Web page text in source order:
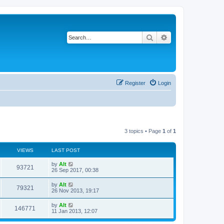
Search
Login
Register
3 topics • Page 1 of 1
VIEWS LAST POST
93721
i
w
s
L
a
t
p
o
s
t
by Alt
26 Sep 2017, 00:38
79321
i
L
a
t
p
o
s
by Alt
26 Nov 2013, 19:17
146771
i
L
a
t
by Alt
11 Jan 2013, 12:07